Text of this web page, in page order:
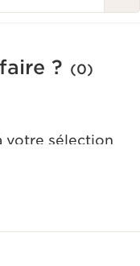
? (0)
votre sélection